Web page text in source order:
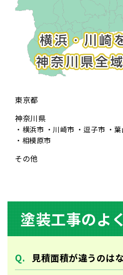
東京都
神奈川県
横浜市 川崎市 逗子市
相模原市
その他
塗装⼯事のよ
⾒積⾯積が違うのは